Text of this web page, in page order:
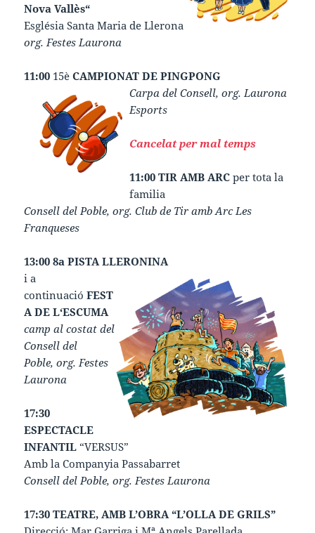
Nova Vallès“
Església Santa Maria de Llerona
org. Festes Laurona
11:00 15èCAMPIONAT DE PINGPONG
Carpa del Consell, org. Laurona
Esports
Cancelat per mal temps
11:00 TIR AMB ARC per tota la
familia
Consell del Poble, org. Club de Tir amb Arc Les
Franqueses
13:00 8a PISTA LLERONINA
i a
continuacióFEST
A DE L‘ESCUMA
camp al costat del
Consell del
Poble, org. Festes
Laurona
17:30
ESPECTACLE
INFANTIL “VERSUS”
Amb la Companyia Passabarret
Consell del Poble, org. Festes Laurona
17:30 TEATRE, AMB L’OBRA “L’OLLA DE GRILS”